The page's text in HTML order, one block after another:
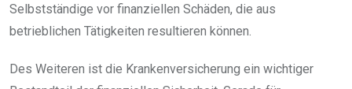
Selbstständige vor finanziellen Schäden, die aus
betrieblichen Tätigkeiten resultieren können.
Des Weiteren ist die Krankenversicherung ein wichtiger